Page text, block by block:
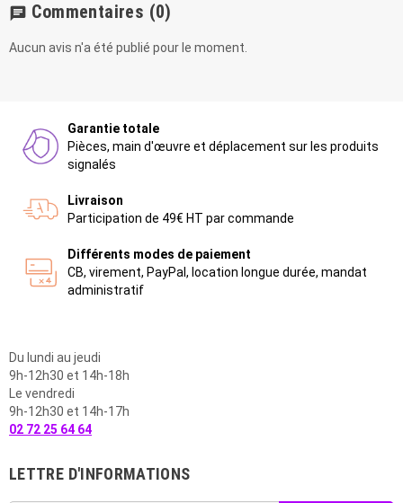
chat Commentaires (0)
Aucun avis n'a été publié pour le moment.
Garantie totale
Pièces, main d'œuvre et déplacement sur les produits
signalés
Livraison
Participation de 49€ HT par commande
Différents modes de paiement
CB, virement, PayPal, location longue durée, mandat
administratif
Du lundi au jeudi
9h-12h30 et 14h-18h
Le vendredi
9h-12h30 et 14h-17h
02 72 25 64 64
LETTRE D'INFORMATIONS